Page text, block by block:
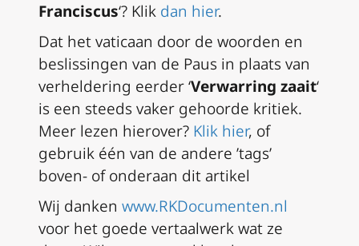
Franciscus‘? Klik dan hier.
Dat het vaticaan door de woorden en
beslissingen van de Paus in plaats van
verheldering eerder ‘Verwarring zaait‘
is een steeds vaker gehoorde kritiek.
Meer lezen hierover? Klik hier, of
gebruik één van de andere ’tags’
boven- of onderaan dit artikel
Wij danken www.RKDocumenten.nl
voor het goede vertaalwerk wat ze